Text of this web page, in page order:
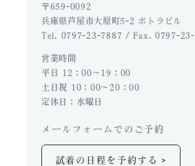
〒659-0092
兵庫県芦屋市大原町5-2 ポトラビル
Tel. 0797-23-7887 / Fax. 0797-23-
営業時間
平日 12：00～19：00
土日祝 10：00～20：00
定休日：水曜日
メールフォームでのご予約
試着の日程を予約する >